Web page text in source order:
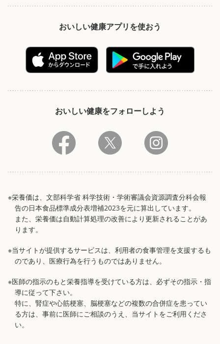
おいしい健康アプリを使おう
おいしい健康をフォローしよう
※栄養価は、文部科学省 科学技術・学術審議会資源調査分科会報
告の日本食品標準成分表増補2023を元に算出しています。
また、栄養価は自動計算処理の改善により更新されることがあ
ります。
※当サイトが提供するサービスは、利用者の食事管理を支援するも
のであり、医療行為を行うものではありません。
※医師の指示のもと栄養指導を受けている方は、必ずその指示・指
導に従って下さい。
特に、腎症や心筋梗塞、脳梗塞などの複数の合併症を患ってい
る方は、事前に医師にご相談のうえ、当サイトをご利用くださ
い。